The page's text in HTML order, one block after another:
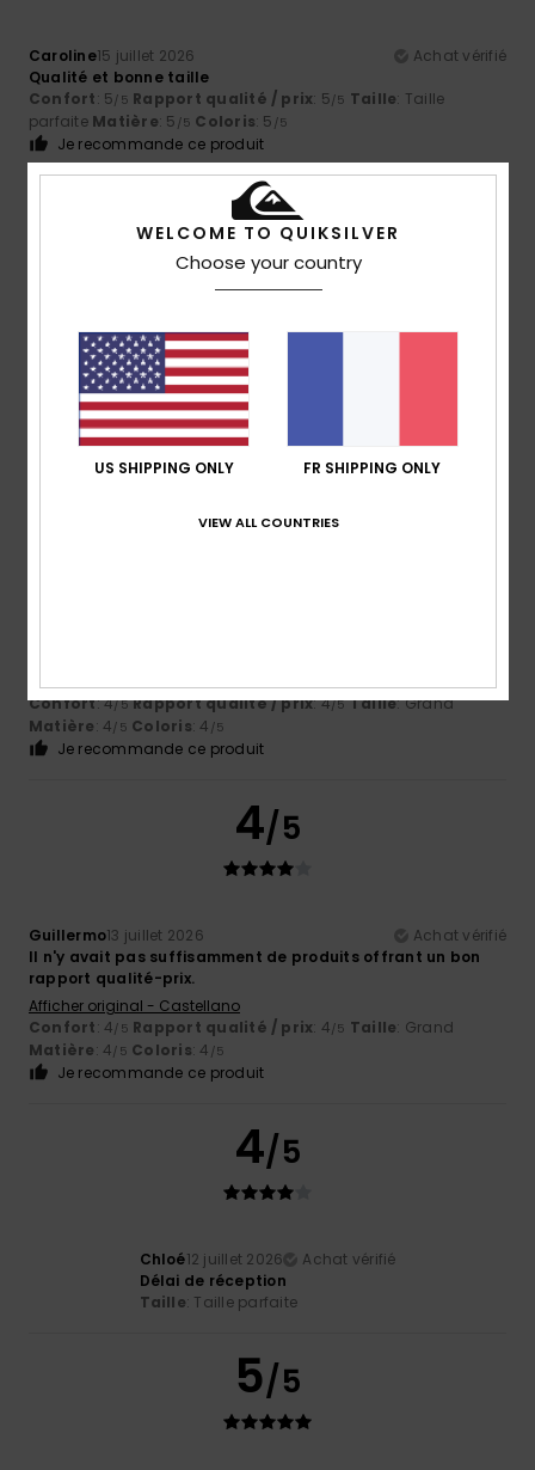
Caroline15 juillet 2026
Achat vérifié
Qualité et bonne taille
Confort: 5/5 Rapport qualité / prix: 5/5 Taille: Taille
parfaite Matière: 5 /5 Coloris: 5 /5
Je recommande ce produit
5/5
Tiago Miguel15 juillet 2026
Achat vérifié
J'ai beaucoup aimé ce produit
Afficher original - Português
Confort: 5/5 Rapport qualité / prix
parfaiteMatière: 5/5 Coloris
Je recommande ce produit
4/5
Afficher original - Castellano
Confort: 4/5 Rapport qualité / prix: 4/5 Taille: Grand
Matière: 4/5 Coloris: 4 /5
Je recommande ce produit
4/5
Guillermo13 juillet 2026
Achat vérifié
Il n'y avait pas suffisamment de produits offrant un bon
rapport qualité-prix.
Afficher original - Castellano
Confort: 4/5 Rapport qualité / prix: 4/5 Taille: Grand
Matière: 4/5 Coloris: 4 /5
Je recommande ce produit
4/5
Chloé12 juillet 2026
Achat vérifié
Délai de réception
Taille: Taille parfaite
5/5
WELCOME TO QUIKSILVER
Choose your country
US SHIPPING ONLY FR SHIPPING ONLY
VIEW ALL COUNTRIES